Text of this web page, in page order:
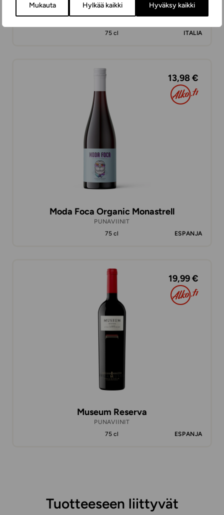
Mukauta Hylkää kaikki Hyväksy kaikki
Casa Charlize Cuvee Notte
75 cl
ITALIA
13,98 €
Moda Foca Organic Monastrell
PUNAVIINIT
75 cl
ESPANJA
19,99 €
Museum Reserva
PUNAVIINIT
75 cl
ESPANJA
Tuotteeseen liittyvät